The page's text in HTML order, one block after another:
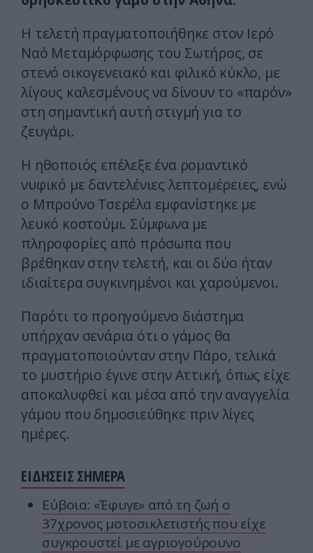
Η τελετή πραγματοποιήθηκε στον Ιερό
Ναό Μεταμόρφωσης του Σωτήρος, σε
στενό οικογενειακό και φιλικό κύκλο, με
λίγους καλεσμένους να δίνουν το «παρόν»
στη σημαντική αυτή στιγμή για το
ζευγάρι.
Η ηθοποιός επέλεξε ένα ρομαντικό
νυφικό με δαντελένιες λεπτομέρειες, ενώ
ο Μπρούνο Τσερέλα εμφανίστηκε με
λευκό κοστούμι. Σύμφωνα με
πληροφορίες από πρόσωπα που
βρέθηκαν στην τελετή, και οι δύο ήταν
ιδιαίτερα συγκινημένοι και χαρούμενοι.
Παρότι το προηγούμενο διάστημα
υπήρχαν σενάρια ότι ο γάμος θα
πραγματοποιούνταν στην Πάρο, τελικά
το μυστήριο έγινε στην Αττική, όπως είχε
αποκαλυφθεί και μέσα από την αναγγελία
γάμου που δημοσιεύθηκε πριν λίγες
ημέρες.
ΕΙΔΗΣΕΙΣ ΣΗΜΕΡΑ
Εύβοια: «Έφυγε» από τη ζωή ο
37χρονος μοτοσικλετιστής που είχε
συγκρουστεί με αγριογούρουνο